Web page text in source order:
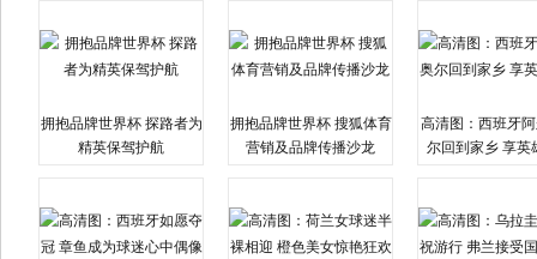
拥抱品牌世界杯 探路者为
精英保驾护航
拥抱品牌世界杯 搜狐体育
营销及品牌传播沙龙
高清图：西班牙
尔回到家乡 享英